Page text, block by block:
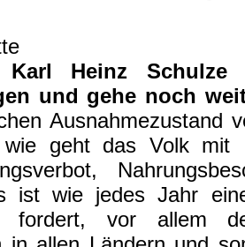
Heinz
und gehe noch
Ausnahmezustand
geht das Volk mit
ist wie jedes Jahr
fordert, vor allem